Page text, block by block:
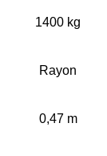
1400 kg
Rayon
0,47 m